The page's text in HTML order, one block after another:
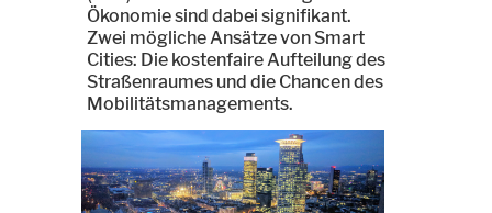
Ökonomie sind dabei signifikant.
Zwei mögliche Ansätze von Smart
Cities: Die kostenfaire Aufteilung des
Straßenraumes und die Chancen des
Mobilitätsmanagements.